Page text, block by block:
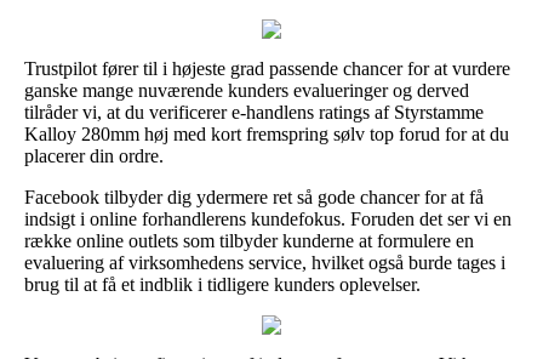
Trustpilot fører til i højeste grad passende chancer for at vurdere
ganske mange nuværende kunders evalueringer og derved
tilråder vi, at du verificerer e-handlens ratings af Styrstamme
Kalloy 280mm høj med kort fremspring sølv top forud for at du
placerer din ordre.
Facebook tilbyder dig ydermere ret så gode chancer for at få
indsigt i online forhandlerens kundefokus. Foruden det ser vi en
række online outlets som tilbyder kunderne at formulere en
evaluering af virksomhedens service, hvilket også burde tages i
brug til at få et indblik i tidligere kunders oplevelser.